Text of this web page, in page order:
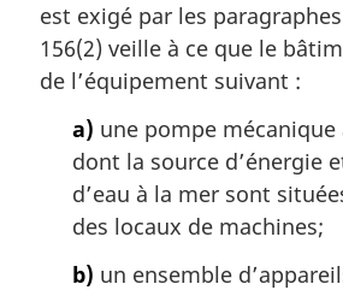
est exigé par les
156(2) veille à ce que le
de l’équipement suivant :
a) une pompe mécanique
dont la source d’énergie
d’eau à la mer sont
des locaux de machines;
b) un ensemble